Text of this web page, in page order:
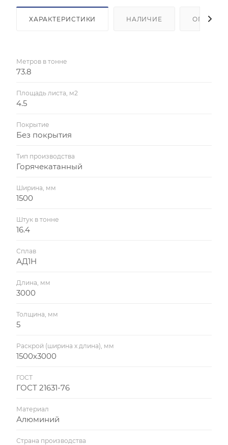
ХАРАКТЕРИСТИКИ НАЛИЧИЕ ОПЛАТА
Метров в тонне
73.8
Площадь листа, м2
4.5
Покрытие
Без покрытия
Тип производства
Горячекатанный
Ширина, мм
1500
Штук в тонне
16.4
Сплав
АД1Н
Длина, мм
3000
Толщина, мм
5
Раскрой (ширина х длина), мм
1500х3000
ГОСТ
ГОСТ 21631-76
Материал
Алюминий
Страна производства